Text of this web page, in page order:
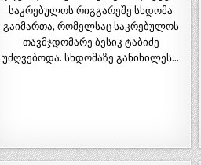
საკრებულოს რიგგარეშე სხდომა
გაიმართა, რომელსაც საკრებულოს
თავმჯდომარე ბესიკ ტაბიძე
უძღვებოდა. სხდომაზე განიხილეს…